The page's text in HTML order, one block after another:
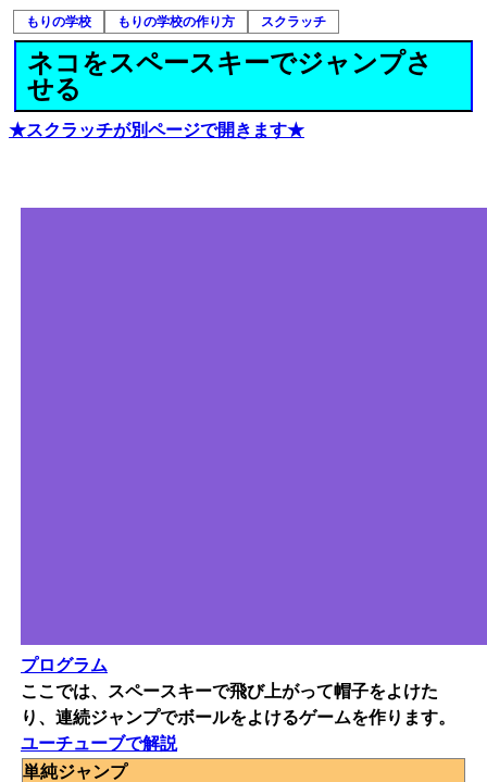
もりの学校 もりの学校の作り方 スクラッチ
ネコをスペースキーでジャンプさ
せる
★スクラッチが別ページで開きます★
プログラム
ここでは、スペースキーで飛び上がって帽子をよけた
り、連続ジャンプでボールをよけるゲームを作ります。
ユーチューブで解説
単純ジャンプ